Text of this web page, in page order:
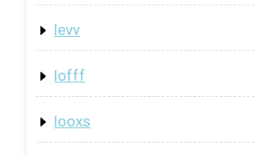
levv
lofff
looxs